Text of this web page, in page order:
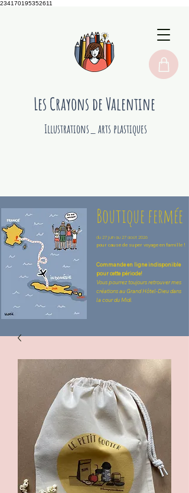
234170195352611
Illustrations_ arts plastiques
Les Crayons de Valentine
Commande en ligne indisponible
pour cette période!
Vous pourrez toujours retrouver mes
créations au Grand Hôtel-Dieu dans
la cour du Midi.
Boutique fermée
du 27 juin au 27 août 2026
pour cause de super voyage en famille !